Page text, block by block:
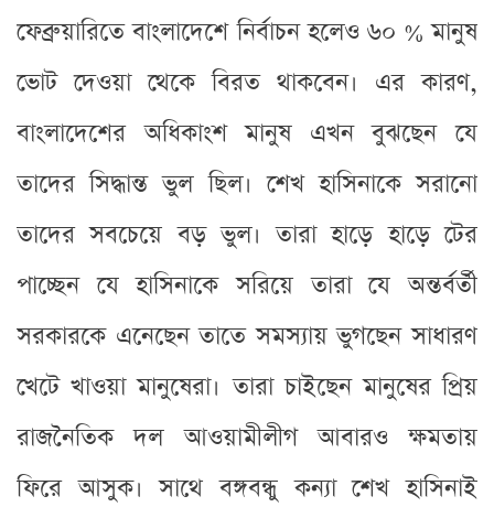
ফেব্রুয়ারিতে বাংলাদেশে নির্বাচন হলেও ৬০ % মানুষ
ভোট দেওয়া থেকে বিরত থাকবেন। এর কারণ,
বাংলাদেশের অধিকাংশ মানুষ এখন বুঝছেন যে
তাদের সিদ্ধান্ত ভুল ছিল। শেখ হাসিনাকে সরানো
তাদের সবচেয়ে বড় ভুল। তারা হাড়ে হাড়ে টের
পাচ্ছেন যে হাসিনাকে সরিয়ে তারা যে অন্তর্বর্তী
সরকারকে এনেছেন তাতে সমস্যায় ভুগছেন সাধারণ
খেটে খাওয়া মানুষেরা। তারা চাইছেন মানুষের প্রিয়
রাজনৈতিক দল আওয়ামীলীগ আবারও ক্ষমতায়
ফিরে আসুক। সাথে বঙ্গবন্ধু কন্যা শেখ হাসিনাই